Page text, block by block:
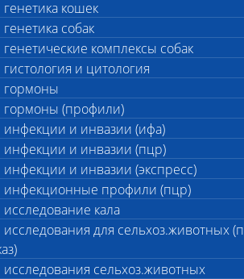
генетика кошек
генетика собак
генетические комплексы собак
гистология и цитология
гормоны
гормоны (профили)
инфекции и инвазии (ифа)
инфекции и инвазии (пцр)
инфекции и инвазии (экспресс)
инфекционные профили (пцр)
исследование кала
исследования для сельхоз.животных
исследования сельхоз.животных
анализ мочи
*